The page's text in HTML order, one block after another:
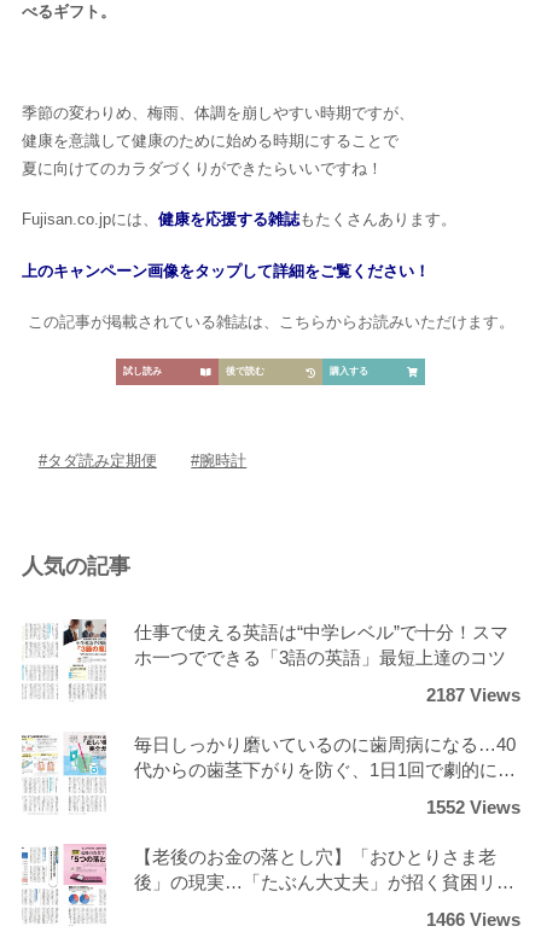
べるギフト。
季節の変わりめ、梅雨、体調を崩しやすい時期ですが、
健康を意識して健康のために始める時期にすることで
夏に向けてのカラダづくりができたらいいですね！
Fujisan.co.jpには、 健康を応援する雑誌もたくさんあります。
上のキャンペーン画像をタップして詳細をご覧ください！
この記事が掲載されている雑誌は、こちらからお読みいただけます。
試し読み 後で読む 購入する
#タダ読み定期便 #腕時計
人気の記事
仕事で使える英語は“中学レベル”で十分！スマ
ホ一つでできる「3語の英語」最短上達のコツ
2187 Views
毎日しっかり磨いているのに歯周病になる…40
代からの歯茎下がりを防ぐ、1日1回で劇的にツ
1552 Views
【老後のお金の落とし穴】「おひとりさま老
後」の現実…「たぶん大丈夫」が招く貧困リス
1466 Views